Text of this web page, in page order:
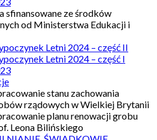
sfinansowane ze środków
od Ministerstwa Edukacji i
Letni 2024 – część II
Letni 2024 – część I
stanu zachowania
rządowych w Wielkiej Brytanii
planu renowacji grobu
Leona Bilińskiego